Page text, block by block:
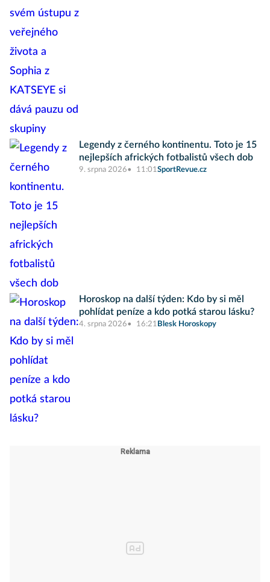
Legendy z černého kontinentu. Toto je 15
nejlepších afrických fotbalistů všech dob
9. srpna 2026 11:01SportRevue.cz
Horoskop na další týden: Kdo by si měl
pohlídat peníze a kdo potká starou lásku?
4. srpna 2026 16:21 Blesk Horoskopy